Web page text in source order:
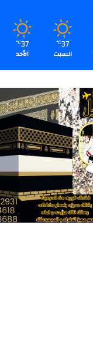
37
℃
السبت
37
℃
الأحد